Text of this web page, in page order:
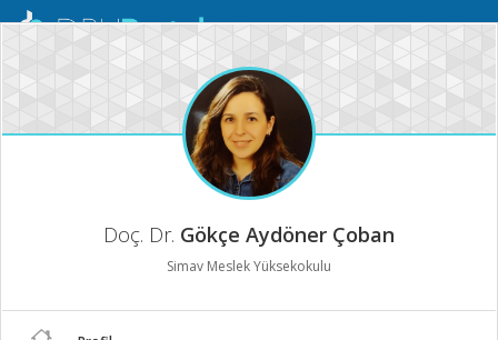
Mobil
Doç. Dr. Gökçe Aydöner Çoban
Simav Meslek Yüksekokulu